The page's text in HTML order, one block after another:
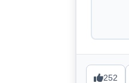
252